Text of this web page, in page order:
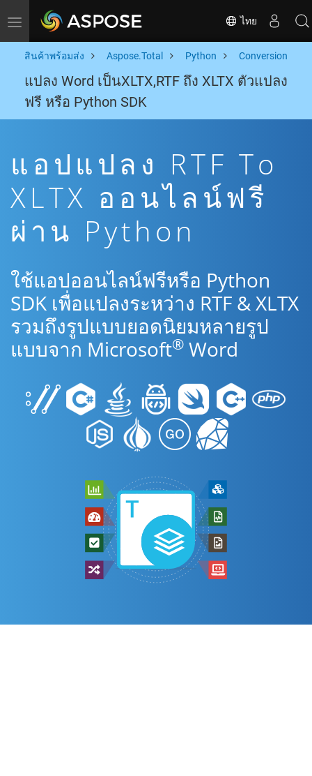
Toggle navigation ไทย
สินค้าพร้อมส่ง Aspose.Total Python Conversion
แปลง Word เป็นXLTX,RTF ถึง XLTX ตัวแปลง
ฟรี หรือ Python SDK
แอปแปลง RTF To
XLTX ออนไลน์ฟรี
ผ่าน Python
ใช้แอปออนไลน์ฟรีหรือ Python
SDK เพื่อแปลงระหว่าง RTF & XLTX
รวมถึงรูปแบบยอดนิยมหลายรูป
แบบจาก Microsoft® Word